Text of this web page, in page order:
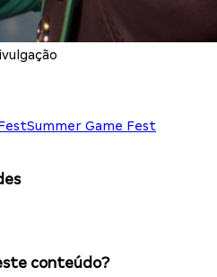
Summer Game Fest
conteúdo?